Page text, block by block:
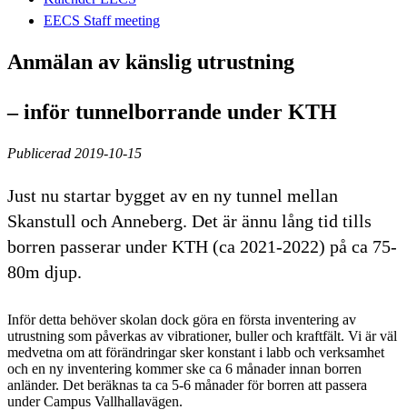
EECS Staff meeting
Anmälan av känslig utrustning
– inför tunnelborrande under KTH
Publicerad 2019-10-15
Just nu startar bygget av en ny tunnel mellan
Skanstull och Anneberg. Det är ännu lång tid tills
borren passerar under KTH (ca 2021-2022) på ca 75-
80m djup.
Inför detta behöver skolan dock göra en första inventering av
utrustning som påverkas av vibrationer, buller och kraftfält. Vi är väl
medvetna om att förändringar sker konstant i labb och verksamhet
och en ny inventering kommer ske ca 6 månader innan borren
anländer. Det beräknas ta ca 5-6 månader för borren att passera
under Campus Vallhallavägen.